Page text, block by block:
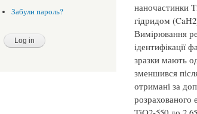
Забули пароль?
наночастинки
гідридом
Вимірювання
ідентифікації
зразки мають
зменшився
отримані за
розрахованого